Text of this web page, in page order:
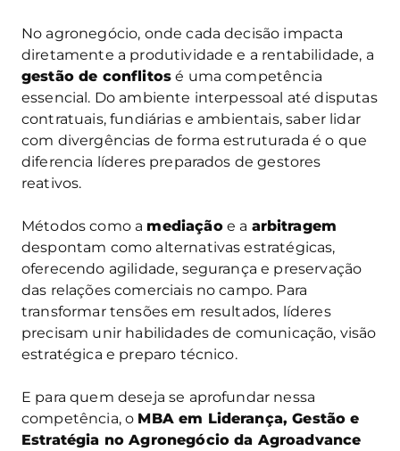
No agronegócio, onde cada decisão impacta
diretamente a produtividade e a rentabilidade, a
gestão de conflitos é uma competência
essencial. Do ambiente interpessoal até disputas
contratuais, fundiárias e ambientais, saber lidar
com divergências de forma estruturada é o que
diferencia líderes preparados de gestores
reativos.
Métodos como a mediaçãoe a arbitragem
despontam como alternativas estratégicas,
oferecendo agilidade, segurança e preservação
das relações comerciais no campo. Para
transformar tensões em resultados, líderes
precisam unir habilidades de comunicação, visão
estratégica e preparo técnico.
E para quem deseja se aprofundar nessa
competência, o MBA em Liderança, Gestão e
Estratégia no Agronegócio da Agroadvance